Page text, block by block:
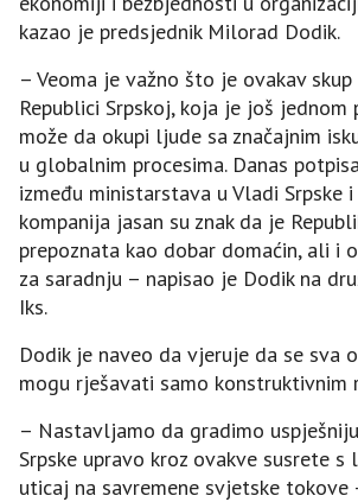
kazao je predsjednik Milorad Dodik.
– Veoma je važno što je ovakav
Republici Srpskoj, koja je još jednom
može da okupi ljude sa značajnim
u globalnim procesima. Danas
između ministarstava u Vladi Srpske i
kompanija jasan su znak da je
prepoznata kao dobar domaćin, ali i
za saradnju – napisao je Dodik na
Iks.
Dodik je naveo da vjeruje da se sva
mogu rješavati samo konstruktivnim
– Nastavljamo da gradimo
Srpske upravo kroz ovakve susrete
uticaj na savremene svjetske tokove